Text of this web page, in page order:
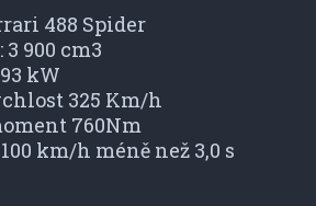
488 Spider
900 cm3
kW
325 Km/h
760Nm
km/h méně než 3,0 s